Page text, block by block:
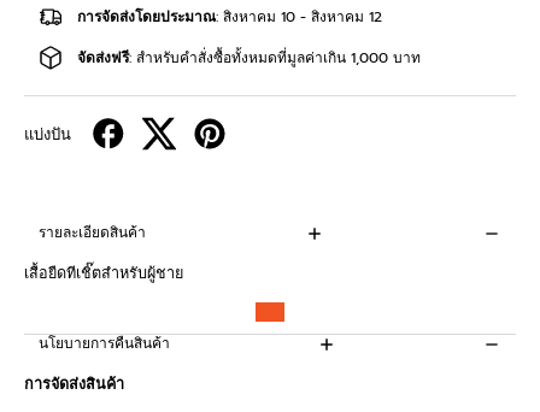
การจัดส่งโดยประมาณ: สิงหาคม 10 - สิงหาคม 12
จัดส่งฟรี: สำหรับคำสั่งซื้อทั้งหมดที่มูลค่าเกิน 1,000 บาท
แบ่งปัน
รายละเอียดสินค้า
เสื้อยืดทีเชิ๊ตสำหรับผู้ชาย
นโยบายการคืนสินค้า
การจัดส่งสินค้า